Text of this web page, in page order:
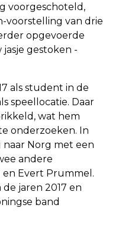
voorgeschoteld,
voorstelling van drie
opgevoerde
gestoken -
als student in de
speellocatie. Daar
wat hem
onderzoeken. In
Norg met een
andere
en Evert Prummel.
jaren 2017 en
band